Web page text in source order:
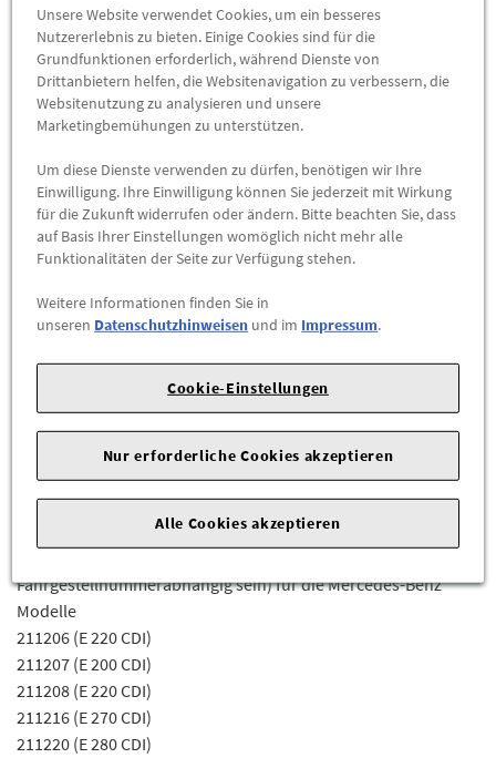
Abholung
Preis inkl.19%MwSt.
Abholbar andiesen Standorten
828,86 €
-
ZUM WARENKORB HINZUFÜGEN
Herstellerangaben:Mercedes-Benz AG |Mercedesstr. 120 |
E-Mail:
dialog.mb@mercedes-benz.com|
https://www.mercedes-benz.com
Sie sind sich nicht sicher, ob das Ersatzteil bei Ihrem Fahrzeug
passt?
Kein Problem.
Senden Sie uns die komplette Fahrgestellnummer Ihres
Fahrzeugs,
wir prüfen für Sie, ob das Teil passt.
Fahrgestellnummerabhängig sein) für die Mercedes-Benz
Modelle
211206 (E 220 CDI)
211207 (E 200 CDI)
211208 (E 220 CDI)
211216 (E 270 CDI)
211220 (E 280 CDI)
Unsere Website verwendet Cookies, um ein besseres
Nutzererlebnis zu bieten. Einige Cookies sind für die
Grundfunktionen erforderlich, während Dienste von
Drittanbietern helfen, die Websitenavigation zu verbessern, die
Websitenutzung zu analysieren und unsere
Marketingbemühungen zu unterstützen.
Um diese Dienste verwenden zu dürfen, benötigen wir Ihre
Einwilligung. Ihre Einwilligung können Sie jederzeit mit Wirkung
für die Zukunft widerrufen oder ändern. Bitte beachten Sie, dass
auf Basis Ihrer Einstellungen womöglich nicht mehr alle
Funktionalitäten der Seite zur Verfügung stehen.
Weitere Informationen finden Sie in
unseren Datenschutzhinweisen und im Impressum.
Cookie-Einstellungen
Nur erforderliche Cookies akzeptieren
Alle Cookies akzeptieren